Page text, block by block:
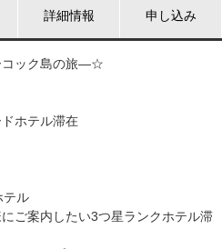
詳細情報 申し込み
コック島の旅―☆
ホテル滞在
テル
ご案内したい3つ星ランクホテル滞